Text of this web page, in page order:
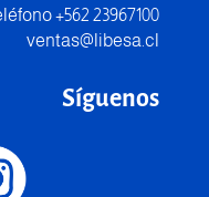
+562 23967100
ventas@libesa.cl
Síguenos